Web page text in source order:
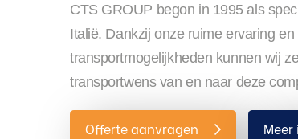
CTS GROUP begon in 1995 als
Italië. Dankzij onze ruime ervaring
transportmogelijkheden kunnen wij
transportwens van en naar deze
Offerte aanvragen